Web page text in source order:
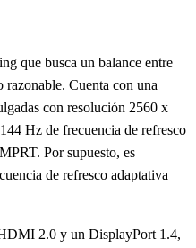
que busca un balance entre
razonable. Cuenta con una
con resolución 2560 x
Hz de frecuencia de refresco
Por supuesto, es
de refresco adaptativa
2.0 y un DisplayPort 1.4,